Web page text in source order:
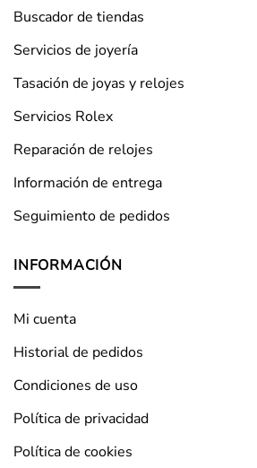
Buscador de tiendas
Servicios de joyería
Tasación de joyas y relojes
Servicios Rolex
Reparación de relojes
Información de entrega
Seguimiento de pedidos
INFORMACIÓN
Mi cuenta
Historial de pedidos
Condiciones de uso
Política de privacidad
Política de cookies